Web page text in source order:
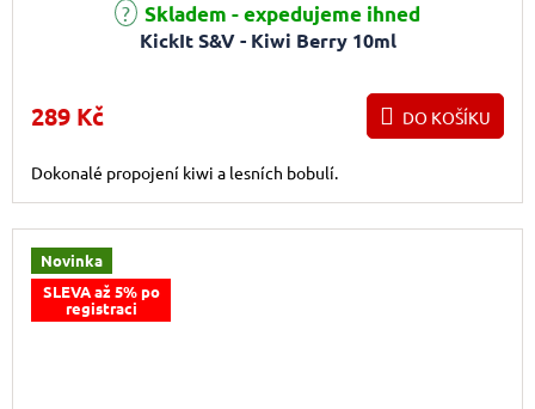
KickIt S&V - Kiwi Berry 10ml
Skladem - expedujeme ihned
289 Kč DO KOŠÍKU
Dokonalé propojení kiwi a lesních bobulí.
Novinka
SLEVA až 5% po
registraci